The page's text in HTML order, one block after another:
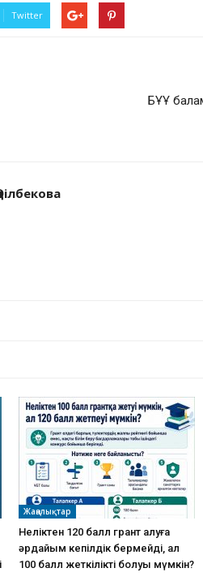
Twitter
БҰҰ
Жаңалықтар
Неліктен 120 балл грант алуға
әрдайым кепілдік бермейді, ал
100 балл жеткілікті болуы мүмкін?